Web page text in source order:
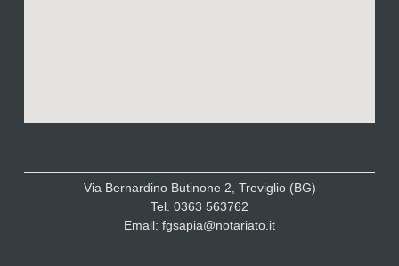
Via Bernardino Butinone 2, Treviglio (BG)
Tel. 0363 563762
Email: fgsapia@notariato.it